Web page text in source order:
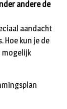
andere de
aandacht
Hoe kun je de
mogelijk